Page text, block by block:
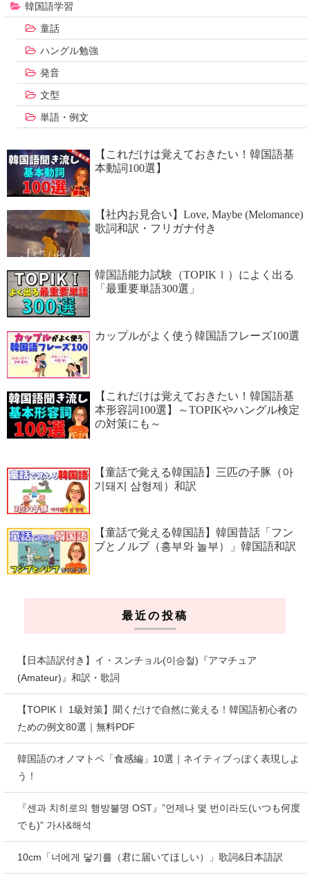
韓国語学習
童話
ハングル勉強
発音
文型
単語・例文
【これだけは覚えておきたい！韓国語基
本動詞100選】
【社内お見合い】Love, Maybe (Melomance)
歌詞和訳・フリガナ付き
韓国語能力試験（TOPIKⅠ）によく出る
「最重要単語300選」
カップルがよく使う韓国語フレーズ100選
【これだけは覚えておきたい！韓国語基
本形容詞100選】～TOPIKやハングル検定
の対策にも～
【童話で覚える韓国語】三匹の子豚（아
기돼지 삼형제）和訳
【童話で覚える韓国語】韓国昔話「フン
ブとノルブ（흥부와 놀부）」韓国語和訳
最近の投稿
【日本語訳付き】イ・スンチョル(이승철)『アマチュア
(Amateur)』和訳・歌詞
【TOPIKⅠ 1級対策】聞くだけで自然に覚える！韓国語初心者の
ための例文80選｜無料PDF
韓国語のオノマトペ「食感編」10選｜ネイティブっぽく表現しよ
う！
『센과 치히로의 행방불명 OST』”언제나 몇 번이라도(いつも何度
でも)” 가사&해석
10cm「너에게 닿기를（君に届いてほしい）」歌詞&日本語訳